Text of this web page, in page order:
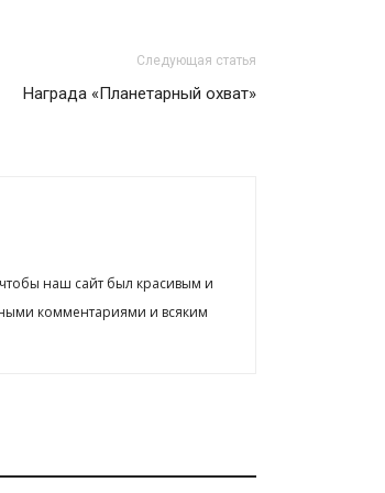
Следующая статья
Награда «Планетарный охват»
наш сайт был красивым и
комментариями и всяким